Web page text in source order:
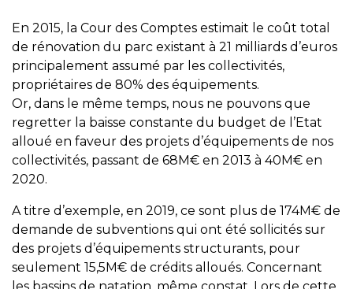
En 2015, la Cour des Comptes estimait le coût total
de rénovation du parc existant à 21 milliards d’euros
principalement assumé par les collectivités,
propriétaires de 80% des équipements.
Or, dans le même temps, nous ne pouvons que
regretter la baisse constante du budget de l’Etat
alloué en faveur des projets d’équipements de nos
collectivités, passant de 68M€ en 2013 à 40M€ en
2020.
A titre d’exemple, en 2019, ce sont plus de 174M€ de
demande de subventions qui ont été sollicités sur
des projets d’équipements structurants, pour
seulement 15,5M€ de crédits alloués. Concernant